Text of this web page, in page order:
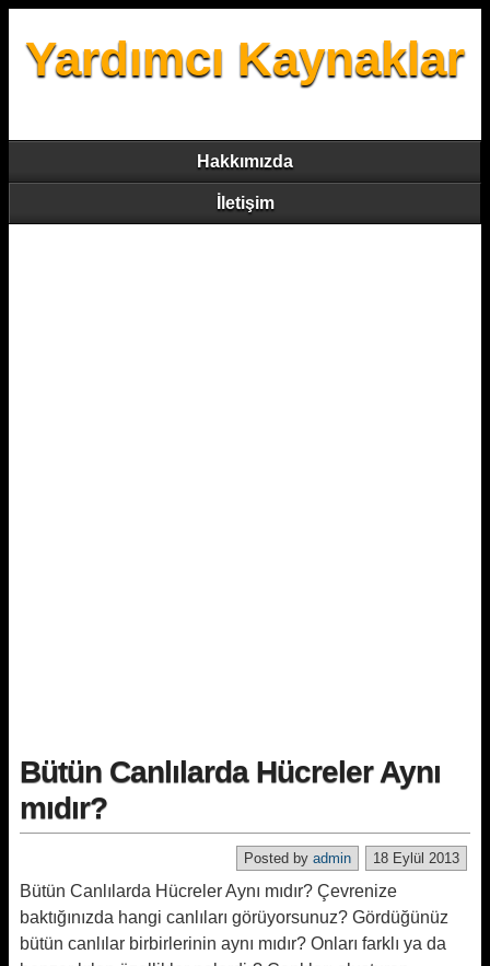
Yardımcı Kaynaklar
Hakkımızda
İletişim
Bütün Canlılarda Hücreler Aynı
mıdır?
18 Eylül 2013
Posted by admin
Bütün Canlılarda Hücreler Aynı mıdır? Çevrenize
baktığınızda hangi canlıları görüyorsunuz? Gördüğünüz
bütün canlılar birbirlerinin aynı mıdır? Onları farklı ya da